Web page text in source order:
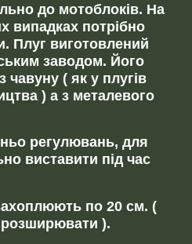
до мотоблоків. На
випадках потрібно
Плуг виготовлений
заводом. Його
чавуну ( як у плугів
) а з металевого
регулювань, для
виставити під час
по 20 см. (
).